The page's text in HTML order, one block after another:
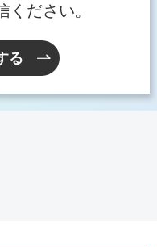
ださい。
る